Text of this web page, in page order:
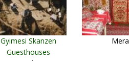
Gyimesi Skanzen
Guesthouses
Mera